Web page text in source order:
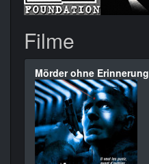
Filme
Mörder ohne Erinnerung